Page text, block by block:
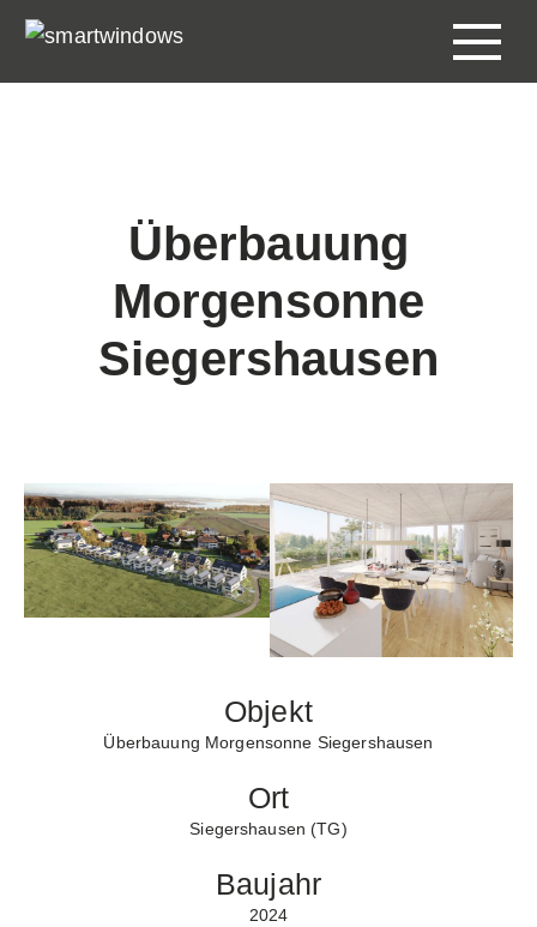
Überbauung
Morgensonne
Siegershausen
Objekt
Überbauung Morgensonne Siegershausen
Ort
Siegershausen (TG)
Baujahr
2024